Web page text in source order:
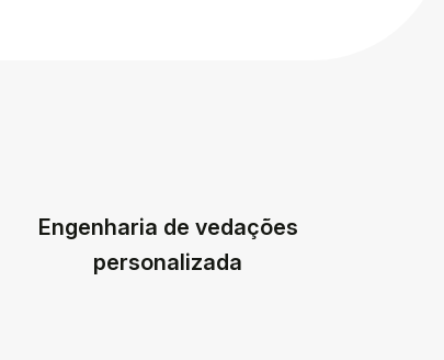
Engenharia de vedações
personalizada